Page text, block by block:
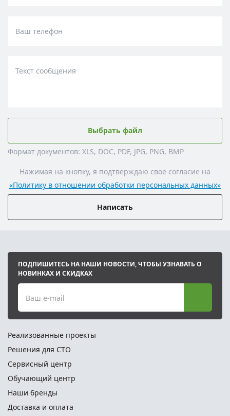
Ваш телефон
Текст сообщения
Выбрать файл
Формат документов: XLS, DOC, PDF, JPG, PNG, BMP
Нажимая на кнопку, я подтверждаю свое согласие на
«Политику в отношении обработки персональных данных»
Написать
ПОДПИШИТЕСЬ НА НАШИ НОВОСТИ, ЧТОБЫ УЗНАВАТЬ О
НОВИНКАХ И СКИДКАХ
Ваш e-mail
Реализованные проекты
Решения для СТО
Сервисный центр
Обучающий центр
Наши бренды
Доставка и оплата